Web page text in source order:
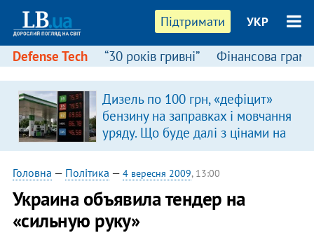
Підтримати УКР
Defense Tech “30 років гривні” Фінансова
Дизель по 100 грн, «дефіцит»
бензину на заправках і мовчання
уряду. Що буде далі з цінами на
пальне?
Головна — Політика — 4 вересня 2009, 13:00
Украина объявила тендер на
«сильную руку»